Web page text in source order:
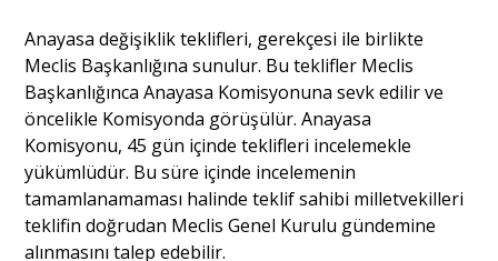
Anayasa değişiklik teklifleri, gerekçesi ile birlikte
Meclis Başkanlığına sunulur. Bu teklifler Meclis
Başkanlığınca Anayasa Komisyonuna sevk edilir ve
öncelikle Komisyonda görüşülür. Anayasa
Komisyonu, 45 gün içinde teklifleri incelemekle
yükümlüdür. Bu süre içinde incelemenin
tamamlanamaması halinde teklif sahibi milletvekilleri
teklifin doğrudan Meclis Genel Kurulu gündemine
alınmasını talep edebilir.